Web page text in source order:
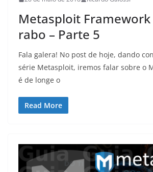
Metasploit Framework
rabo – Parte 5
Fala galera! No post de hoje, dando
série Metasploit, iremos falar sobre o
é de longe o
Read More